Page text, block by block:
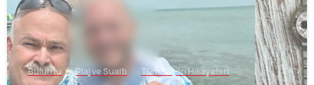
Buluntu Plaj ve Sualtı Tüm Başarı Hikayeleri